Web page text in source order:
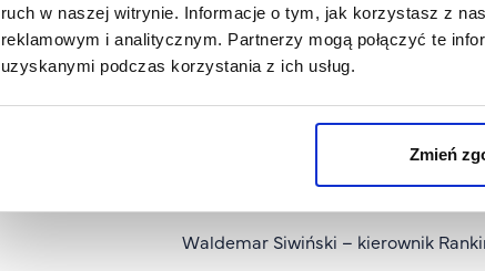
ruch w naszej witrynie. Informacje o tym, jak korzystasz z
reklamowym i analitycznym. Partnerzy mogą połączyć te
uzyskanymi podczas korzystania z ich usług.
Zmień
prof. Krzysztof Diks – Wydział
Włodzimierz Kiciński – wiceprezes
prof. Marek Krawczyk – członek
dr Jarosław Protasiewicz –
Waldemar Siwiński – kierownik